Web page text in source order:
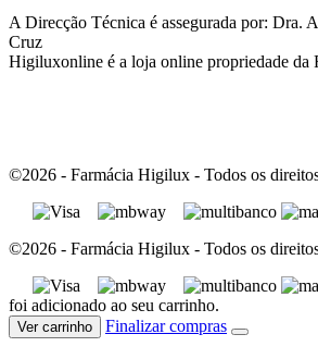
A Direcção Técnica é assegurada por: Dra.
Cruz
Higiluxonline é a loja online propriedade da
©2026 - Farmácia Higilux - Todos os
©2026 - Farmácia Higilux - Todos os
foi adicionado ao seu carrinho.
Ver carrinho Finalizar compras